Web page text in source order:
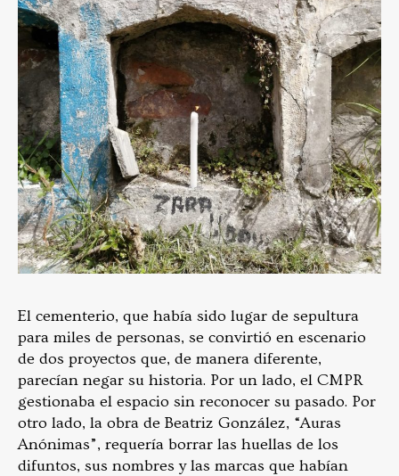
El cementerio, que había sido lugar de sepultura
para miles de personas, se convirtió en escenario
de dos proyectos que, de manera diferente,
parecían negar su historia. Por un lado, el CMPR
gestionaba el espacio sin reconocer su pasado. Por
otro lado, la obra de Beatriz González, “Auras
Anónimas”, requería borrar las huellas de los
difuntos, sus nombres y las marcas que habían